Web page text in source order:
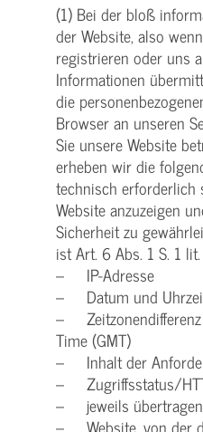
(1) Bei der bloß
der Website, also
registrieren oder uns
Informationen
die
Browser an unseren
Sie unsere Website
erheben wir die
technisch erforderlich
Website anzuzeigen
Sicherheit zu
ist Art. 6 Abs. 1 S. 1
– IP-Adresse
– Datum und
– Zeitzonendifferenz
Time (GMT)
– Inhalt der
– Zugriffsstatus/
– jeweils